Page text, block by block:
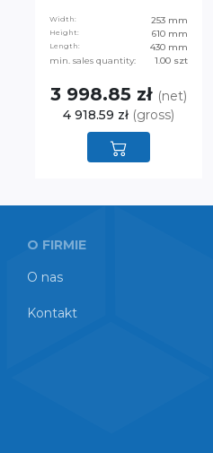
Width: 253 mm
Height: 610 mm
Length:
430 mm
min. sales quantity:
1.00 szt
3 998.85 zł (net)
4 918.59 zł (gross)
O FIRMIE
O nas
Kontakt